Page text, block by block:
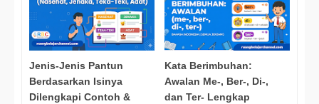
Jenis-Jenis Pantun
Berdasarkan Isinya
Dilengkapi Contoh &
Kata Berimbuhan:
Awalan Me-, Ber-, Di-,
dan Ter- Lengkap